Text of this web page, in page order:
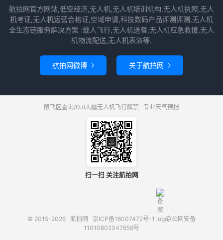
航拍网官方网站,低空经济,无人机,无人机培训机构,无人机执照,无人
机考证,无人机运营合格证,空域申请,科技数码产品评测评测,无人机
全生态链服务解决方案 :载人飞行,无人机送餐,无人机应急救援,无人
机物流配送,无人机表演等.
航拍网微博  关于航拍网 
限飞区查询/DJI大疆无人机飞行解禁 专业天气预报
扫一扫 关注航拍网
© 2015-2026 航拍网 京ICP备16007472号-1
京公网安备
11010802047659号